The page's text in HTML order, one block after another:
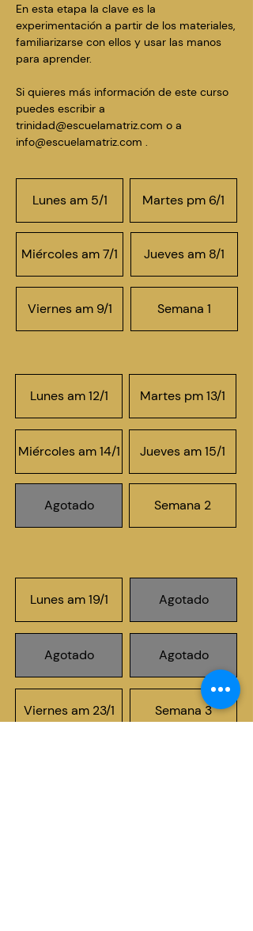
En esta etapa la clave es la
experimentación a partir de los materiales,
familiarizarse con ellos y usar las manos
para aprender.
Si quieres más información de este curso
puedes escribir a
trinidad@escuelamatriz.com o a
info@escuelamatriz.com .
Lunes am 5/1 Martes pm 6/1
Miércoles am 7/1 Jueves am 8/1
Viernes am 9/1 Semana 1
Lunes am 12/1 Martes pm 13/1
Miércoles am 14/1 Jueves am 15/1
Agotado Semana 2
Lunes am 19/1 Agotado
Agotado Agotado
Viernes am 23/1 Semana 3